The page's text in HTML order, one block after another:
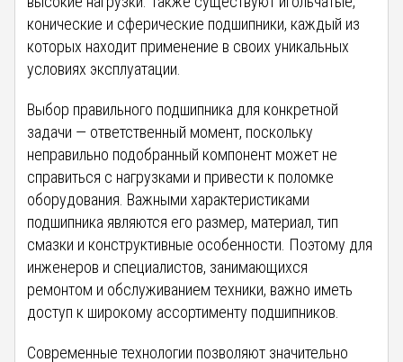
конические и сферические подшипники, каждый из
которых находит применение в своих уникальных
условиях эксплуатации.
Выбор правильного подшипника для конкретной
задачи — ответственный момент, поскольку
неправильно подобранный компонент может не
справиться с нагрузками и привести к поломке
оборудования. Важными характеристиками
подшипника являются его размер, материал, тип
смазки и конструктивные особенности. Поэтому для
инженеров и специалистов, занимающихся
ремонтом и обслуживанием техники, важно иметь
доступ к широкому ассортименту подшипников.
Современные технологии позволяют значительно